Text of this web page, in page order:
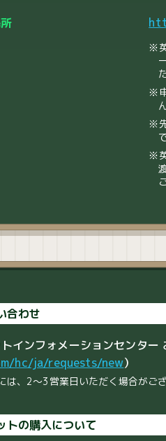
※
※
※
※
合わせ
インフォメーションセンター
hc/ja/requests/new）
は、2～3営業日いただく場合がご
トの購入について